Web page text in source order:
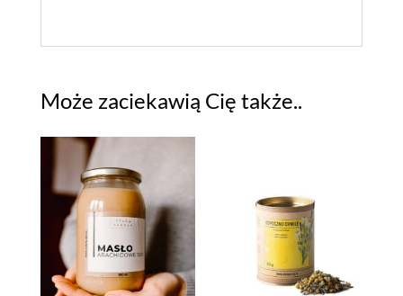
Może zaciekawią Cię także..